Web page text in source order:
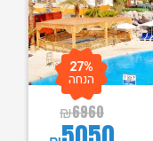
₪6960
27%
הנחה